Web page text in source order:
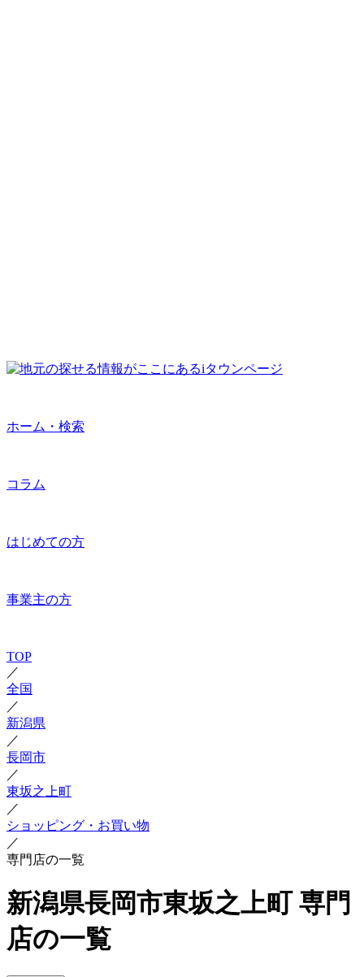
ホーム・検索
コラム
はじめての方
事業主の方
TOP
／
全国
／
新潟県
／
長岡市
／
東坂之上町
／
ショッピング・お買い物
／
専門店の一覧
新潟県長岡市東坂之上町 専門
店の一覧